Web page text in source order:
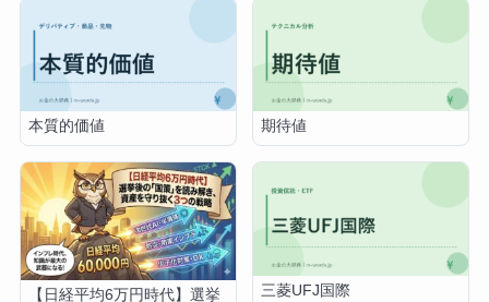
本質的価値 期待値
【日経平均6万円時代】選挙
三菱UFJ国際